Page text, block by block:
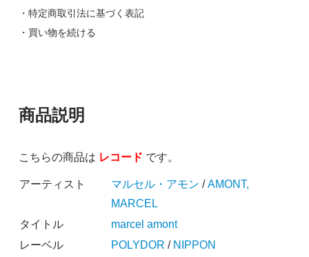
・特定商取引法に基づく表記
・買い物を続ける
商品説明
こちらの商品は レコード です。
アーティスト マルセル・アモン /AMONT,
MARCEL
タイトル
marcel amont
レーベル
POLYDOR / NIPPON